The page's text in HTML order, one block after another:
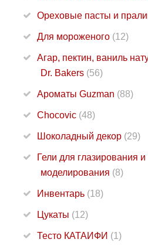
Ореховые пасты и
Для мороженого (12)
Агар, пектин, ваниль
Dr. Bakers (56)
Ароматы Guzman (88)
Chocovic (48)
Шоколадный декор (29)
Гели для глазирования
моделирования (8)
Инвентарь (18)
Цукаты (12)
Тесто КАТАИФИ (1)